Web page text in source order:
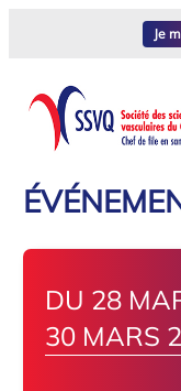
Je
DU 28
30 MARS